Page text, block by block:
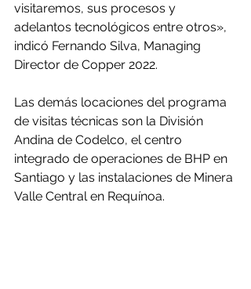
visitaremos, sus procesos y
adelantos tecnológicos entre otros»,
indicó Fernando Silva, Managing
Director de Copper 2022.
Las demás locaciones del programa
de visitas técnicas son la División
Andina de Codelco, el centro
integrado de operaciones de BHP en
Santiago y las instalaciones de Minera
Valle Central en Requínoa.